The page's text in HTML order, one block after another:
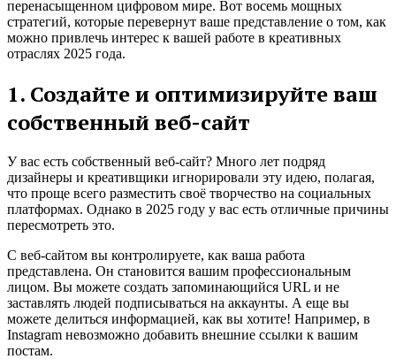
перенасыщенном цифровом мире. Вот восемь мощных
стратегий, которые перевернут ваше представление о том, как
можно привлечь интерес к вашей работе в креативных
отраслях 2025 года.
1. Создайте и оптимизируйте ваш
собственный веб-сайт
У вас есть собственный веб-сайт? Много лет подряд
дизайнеры и креативщики игнорировали эту идею, полагая,
что проще всего разместить своё творчество на социальных
платформах. Однако в 2025 году у вас есть отличные причины
пересмотреть это.
С веб-сайтом вы контролируете, как ваша работа
представлена. Он становится вашим профессиональным
лицом. Вы можете создать запоминающийся URL и не
заставлять людей подписываться на аккаунты. А еще вы
можете делиться информацией, как вы хотите! Например, в
Instagram невозможно добавить внешние ссылки к вашим
постам.